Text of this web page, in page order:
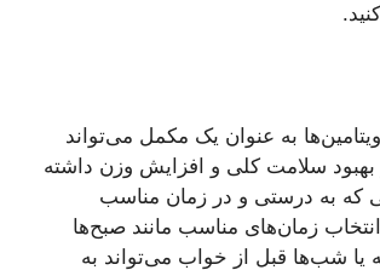
به عنوان یک مکمل می‌تواند
سلامت کلی و افزایش وزن داشته
که به درستی و در زمان مناسب
زمان‌های مناسب مانند صبح‌ها
یا شب‌ها قبل از خواب می‌تواند به